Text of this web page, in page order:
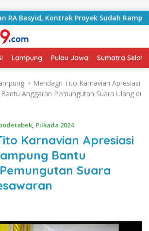
Kontrak Proyek Sudah Rampung
Lampung Pulau Jawa Sumatra
Mendagri Tito Karnavian Apresiasi
Anggaran Pemungutan Suara Ulang di
, Pilkada 2024
Karnavian Apresiasi
Bantu
Suara